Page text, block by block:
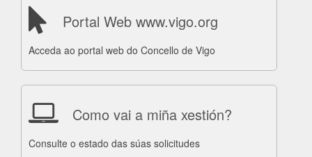
Portal Web www.vigo.org
Acceda ao portal web do Concello de Vigo
Como vai a miña xestión?
Consulte o estado das súas solicitudes